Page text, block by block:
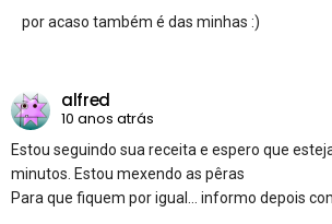
por acaso também é das minhas :)
alfred
10 anos atrás
Estou seguindo sua receita e espero que
minutos. Estou mexendo as pêras
Para que fiquem por igual… informo depois